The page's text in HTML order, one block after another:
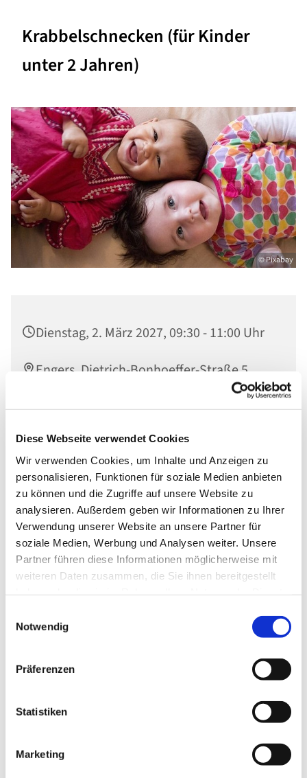
Diese Webseite verwendet Cookies
Wir verwenden Cookies, um Inhalte und Anzeigen zu
personalisieren, Funktionen für soziale Medien anbieten
zu können und die Zugriffe auf unsere Website zu
analysieren. Außerdem geben wir Informationen zu Ihrer
Verwendung unserer Website an unsere Partner für
soziale Medien, Werbung und Analysen weiter. Unsere
Partner führen diese Informationen möglicherweise mit
weiteren Daten zusammen, die Sie ihnen bereitgestellt
Notwendig
Präferenzen
Statistiken
Marketing
Krabbelschnecken (für Kinder
unter 2 Jahren)
© Pixabay
Dienstag, 2. März 2027, 09:30 - 11:00 Uhr
Engers, Dietrich-Bonhoeffer-Straße 5,
Dies könnte Sie auch interessieren